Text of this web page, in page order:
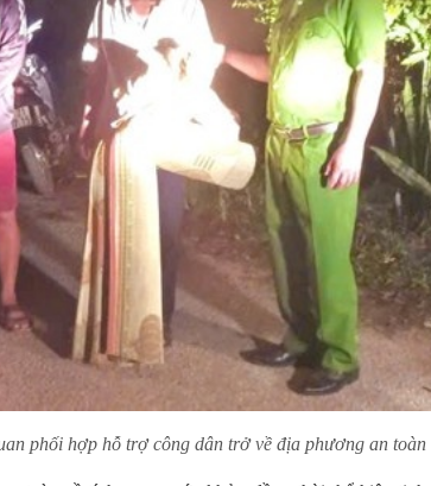
phối hợp hỗ trợ công dân trở về địa phương an toàn